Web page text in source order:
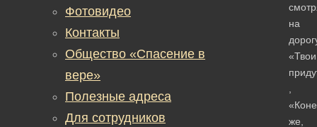
на
«Твои
же,
Фотовидео
Контакты
Общество «Спасение в
вере»
Полезные адреса
Для сотрудников